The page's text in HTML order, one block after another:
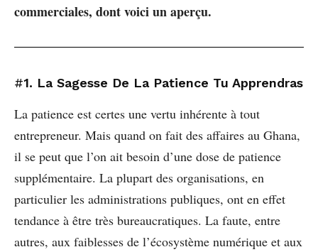
commerciales, dont voici un aperçu.
#1. La Sagesse De La Patience Tu Apprendras
La patience est certes une vertu inhérente à tout
entrepreneur. Mais quand on fait des affaires au Ghana,
il se peut que l’on ait besoin d’une dose de patience
supplémentaire. La plupart des organisations, en
particulier les administrations publiques, ont en effet
tendance à être très bureaucratiques. La faute, entre
autres, aux faiblesses de l’écosystème numérique et aux